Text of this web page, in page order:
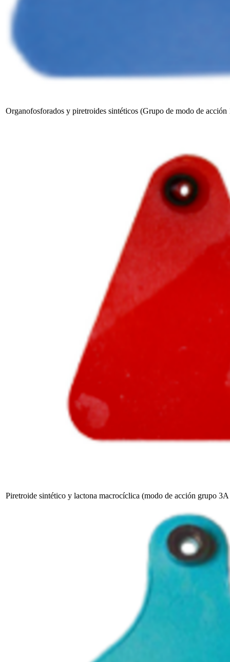
Organofosforados y piretroides sintéticos (Grupo de modo de
Piretroide sintético y lactona macrocíclica (modo de acción grupo